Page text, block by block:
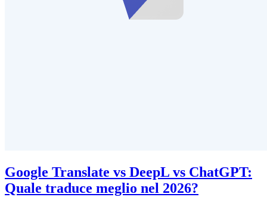
Google Translate vs DeepL vs ChatGPT:
Quale traduce meglio nel 2026?